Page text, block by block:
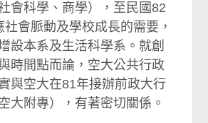
會科學、商學），至民國82
會脈動及學校成長的需要，
設本系及生活科學系。就創
時間點而論，空大公共行政
與空大在81年接辦前政大行
大附專），有著密切關係。